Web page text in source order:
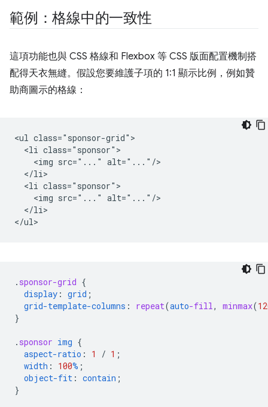
範例：格線中的一致性
這項功能也與 CSS 格線和 Flexbox 等 CSS 版面配置機制搭
配得天衣無縫。假設您要維護子項的 1:1 顯示比例，例如贊
助商圖示的格線：
<ul class="sponsor-grid">
  <li class="sponsor">
    <img src="..." alt="..."/>
  </li>
  <li class="sponsor">
    <img src="..." alt="..."/>
  </li>
. sponsor-grid {
display : grid ;
grid-template-columns : repeat(auto-fill, minmax(
}
. sponsor img {
aspect-ratio : 1 / 1 ;
width : 100% ;
object-fit : contain ;
}